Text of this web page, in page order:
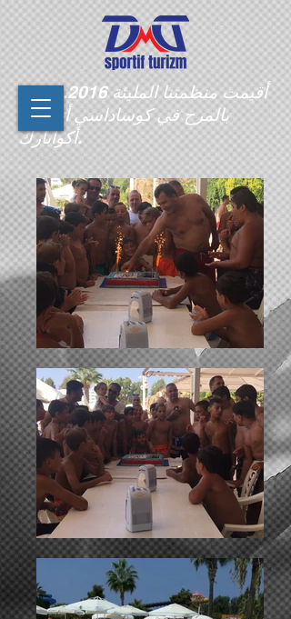
28.08.2016أقيمت منظمتنا المليئة
بالمرح في كوساداسي أتلانتس
أكوابارك.